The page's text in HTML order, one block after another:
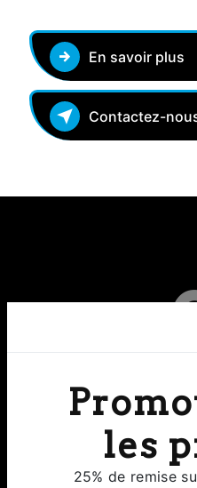
les
25% de remise
En savoir plus
Contactez-
8 Rue Clermont de Piles 24000